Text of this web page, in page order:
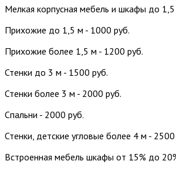
Мелкая корпусная мебель и шкафы до
Прихожие до 1,5 м - 1000 руб.
Прихожие более 1,5 м - 1200 руб.
Стенки до 3 м - 1500 руб.
Стенки более 3 м - 2000 руб.
Спальни - 2000 руб.
Стенки, детские угловые более 4 м - 2500
Встроенная мебель шкафы от 15% до